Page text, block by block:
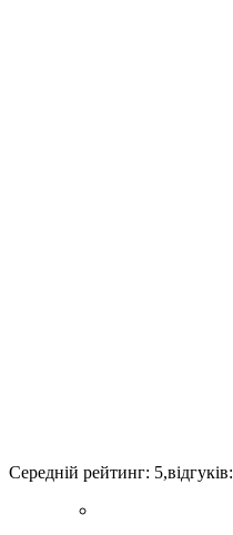
Середній рейтинг: 5,відгуків: